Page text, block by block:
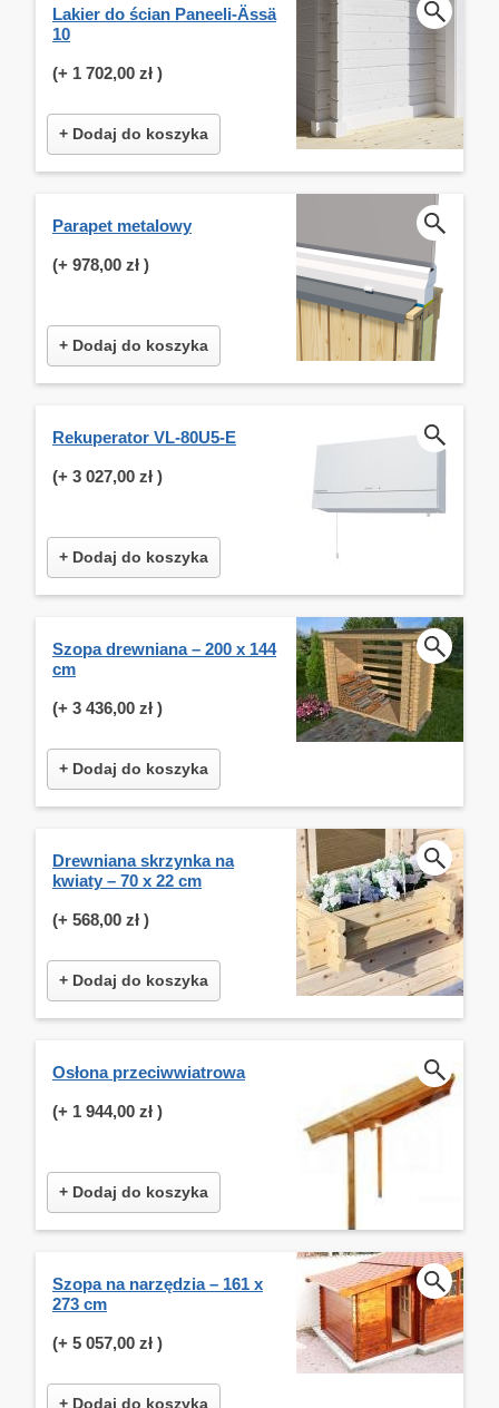
Lakier do ścian Paneeli-Ässä
10
(+ 1 702,00 zł )
+ Dodaj do koszyka
Parapet metalowy
(+ 978,00 zł )
+ Dodaj do koszyka
Rekuperator VL-80U5-E
(+ 3 027,00 zł )
+ Dodaj do koszyka
Szopa drewniana – 200 x 144
cm
(+ 3 436,00 zł )
+ Dodaj do koszyka
Drewniana skrzynka na
kwiaty – 70 x 22 cm
(+ 568,00 zł )
+ Dodaj do koszyka
Osłona przeciwwiatrowa
(+ 1 944,00 zł )
+ Dodaj do koszyka
Szopa na narzędzia – 161 x
273 cm
(+ 5 057,00 zł )
+ Dodaj do koszyka